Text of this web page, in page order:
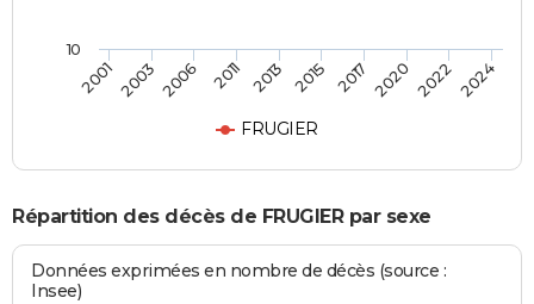
FRUGIER
200120032006 2011 2013 2015 2017 2020 20222024
10
Répartition des décès de FRUGIER par sexe
Données exprimées en nombre de décès (source :
Insee)